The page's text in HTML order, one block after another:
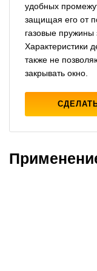
удобных
защищая его от
газовые пружины
Характеристики
также не
закрывать окно.